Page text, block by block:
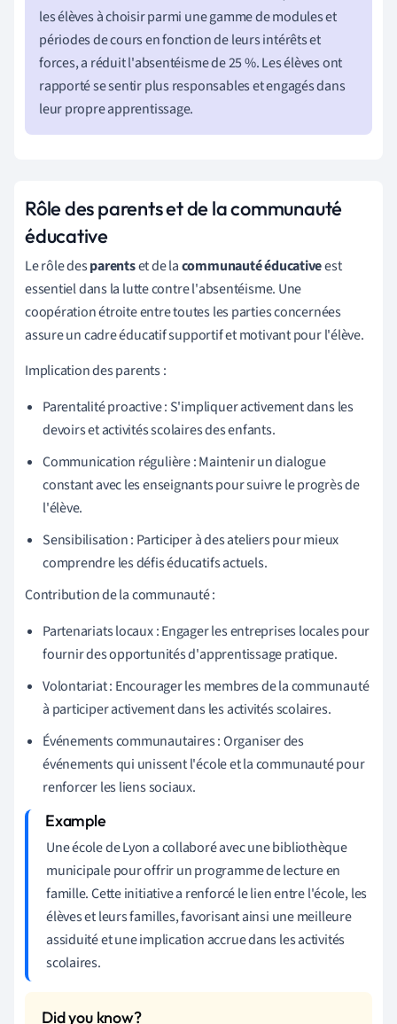
les élèves à choisir parmi une gamme de modules et
périodes de cours en fonction de leurs intérêts et
forces, a réduit l'absentéisme de 25 %. Les élèves ont
rapporté se sentir plus responsables et engagés dans
leur propre apprentissage.
Rôle des parents et de la communauté
éducative
Le rôle desparentset de lacommunauté éducativeest
essentiel dans la lutte contre l'absentéisme. Une
coopération étroite entre toutes les parties concernées
assure un cadre éducatif supportif et motivant pour l'élève.
Implication des parents :
Parentalité proactive : S'impliquer activement dans les
devoirs et activités scolaires des enfants.
Communication régulière : Maintenir un dialogue
constant avec les enseignants pour suivre le progrès de
l'élève.
Sensibilisation : Participer à des ateliers pour mieux
comprendre les défis éducatifs actuels.
Contribution de la communauté :
Partenariats locaux : Engager les entreprises locales pour
fournir des opportunités d'apprentissage pratique.
Volontariat : Encourager les membres de la communauté
à participer activement dans les activités scolaires.
Événements communautaires : Organiser des
événements qui unissent l'école et la communauté pour
renforcer les liens sociaux.
Une école de Lyon a collaboré avec une bibliothèque
municipale pour offrir un programme de lecture en
famille. Cette initiative a renforcé le lien entre l'école, les
élèves et leurs familles, favorisant ainsi une meilleure
assiduité et une implication accrue dans les activités
scolaires.